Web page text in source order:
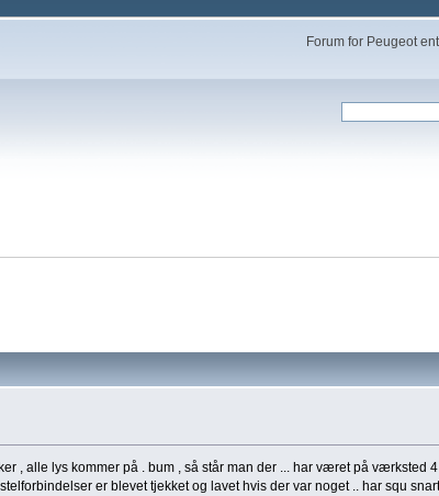
Forum for Peugeot
, alle lys kommer på . bum , så står man der ... har været på værksted
er blevet tjekket og lavet hvis der var noget .. har squ